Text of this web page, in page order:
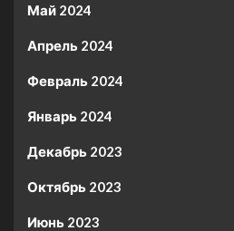
Май 2024
Апрель 2024
Февраль 2024
Январь 2024
Декабрь 2023
Октябрь 2023
Июнь 2023